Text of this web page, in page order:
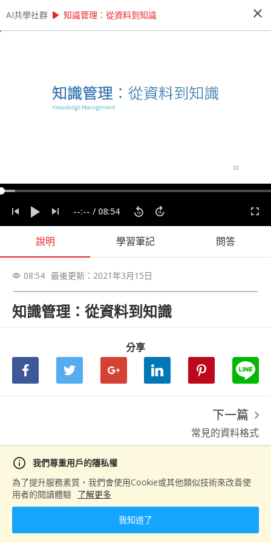
AI共學社群 play_arrow AI 先修班 - 資料科學家的 12 堂心法養成課
這是一個資料的時代，人人好像都需要會一點運用
資料的能力。本課程將透過 12 + X 堂課程，內容
將會談到資料科學的發展脈絡以及一個資料專案起
心法
程式設計
資料專案
資料科學
課程內容(60) 問答 學習筆記 會員(14) 課程介
info
我們尊重用戶的隱私權
為了提升服務素質，我們會使用Cookie或其他類似技術來改善使
用者的閱讀體驗 了解更多
我知道了
AI共學社群 play_arrow 知識管理：從資料到知識 close
--:-- / 08:54
說明 學習筆記 問答
visibility 08:54 最後更新： 2021年3月15日
知識管理：從資料到知識
分享
下一篇
常見的資料格式